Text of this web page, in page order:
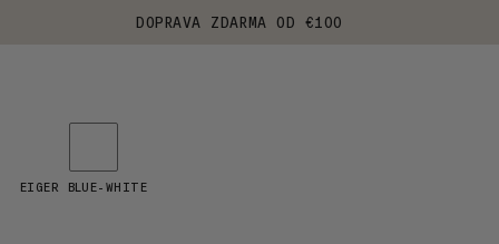
DOPRAVA ZDARMA OD €100
EIGER BLUE-WHITE